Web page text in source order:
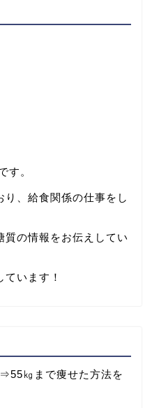
す。
、給食関係の仕事をし
質の情報をお伝えしてい
います！
㎏まで痩せた方法を